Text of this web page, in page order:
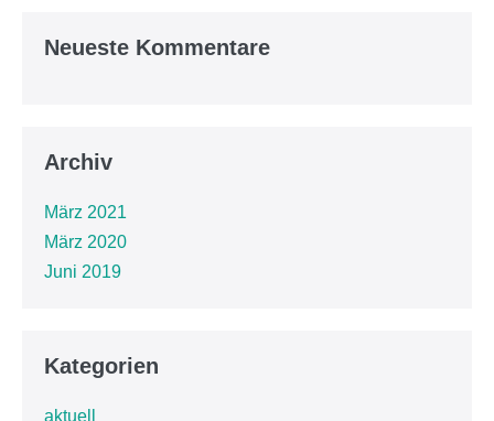
Neueste Kommentare
Archiv
März 2021
März 2020
Juni 2019
Kategorien
aktuell